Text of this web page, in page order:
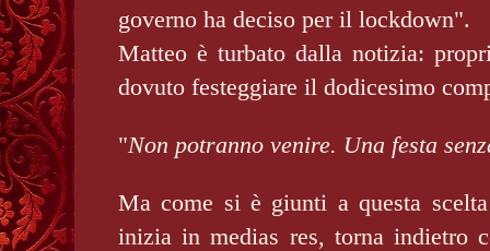
governo ha deciso per il lockdown".
Matteo è turbato dalla notizia:
dovuto festeggiare il dodicesimo
"Non potranno venire. Una festa
Ma come si è giunti a questa
inizia in medias res, torna indietro